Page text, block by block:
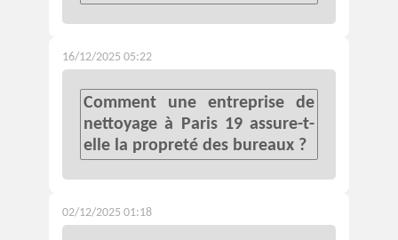
16/12/2025 05:22
Comment une entreprise de
nettoyage à Paris 19 assure-t-
elle la propreté des bureaux ?
02/12/2025 01:18